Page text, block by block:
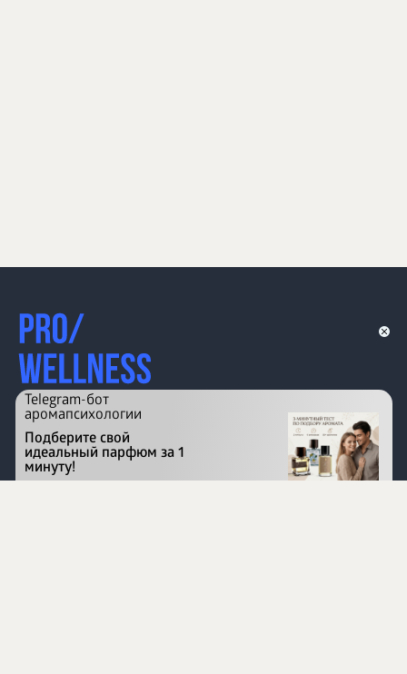
Перейти на сайт
Telegram-бот
аромапсихологии
Подберите свой
идеальный парфюм за 1
минуту!